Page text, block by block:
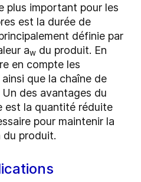
plus important pour les
est la durée de
définie par
aw du produit. En
en compte les
que la chaîne de
des avantages du
est la quantité réduite
pour maintenir la
du produit.